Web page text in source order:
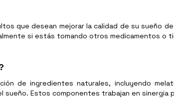
que desean mejorar la calidad de su sueño
si estás tomando otros medicamentos o
de ingredientes naturales, incluyendo
Estos componentes trabajan en sinergia